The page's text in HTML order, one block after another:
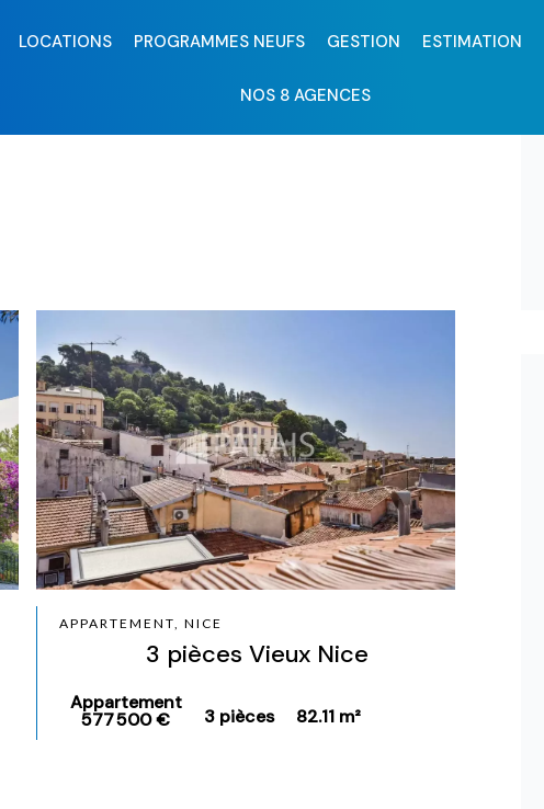
LOCATIONS PROGRAMMES NEUFS GESTION ESTIMATION
NOS 8 AGENCES
APPARTEMENT, NICE
3 pièces Vieux Nice
Appartement
577 500 € 3 pièces 82.11 m²